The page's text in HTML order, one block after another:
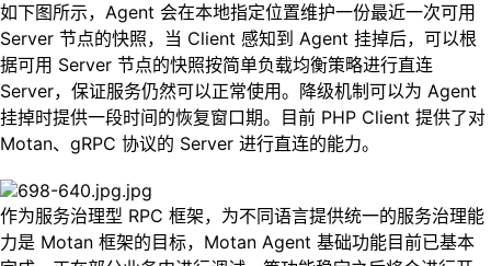
如下图所示，Agent 会在本地指定位置维护一份最近一次可用
Server 节点的快照，当 Client 感知到 Agent 挂掉后，可以根
据可用 Server 节点的快照按简单负载均衡策略进行直连
Server，保证服务仍然可以正常使用。降级机制可以为 Agent
挂掉时提供一段时间的恢复窗口期。目前 PHP Client 提供了对
Motan、gRPC 协议的 Server 进行直连的能力。
作为服务治理型 RPC 框架，为不同语言提供统一的服务治理能
力是 Motan 框架的目标，Motan Agent 基础功能目前已基本